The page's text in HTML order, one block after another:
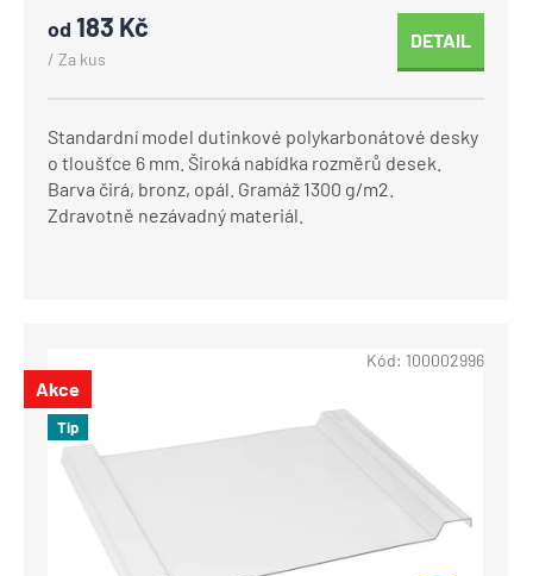
od 183 Kč
/ Za kus
DETAIL
Standardní model dutinkové polykarbonátové desky
o tloušťce 6 mm. Široká nabídka rozměrů desek.
Barva čirá, bronz, opál. Gramáž 1300 g/m2.
Zdravotně nezávadný materiál.
Akce
Tip
Kód: 100002996